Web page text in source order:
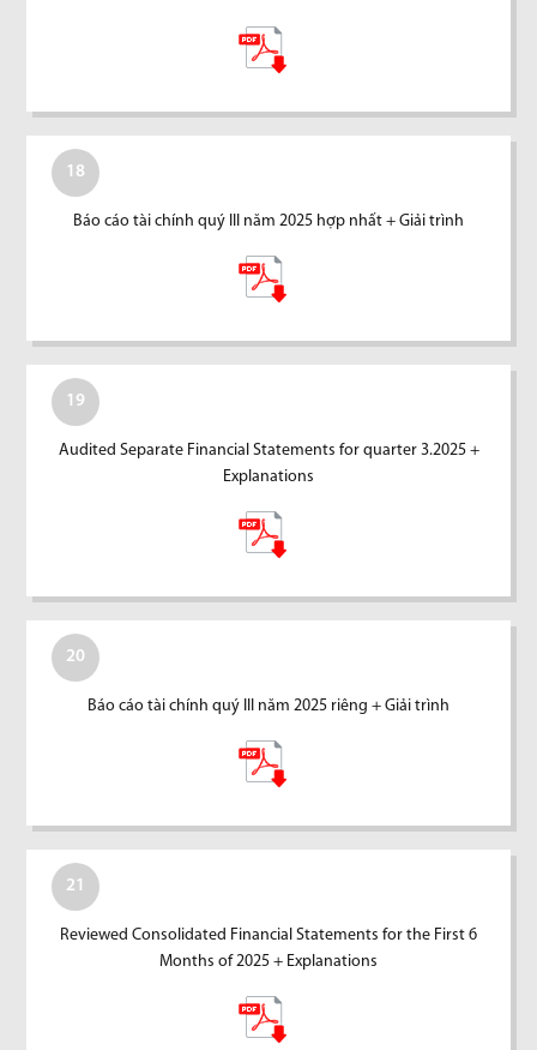
18
Báo cáo tài chính quý III năm 2025 hợp nhất + Giải trình
19
Audited Separate Financial Statements for quarter 3.2025 +
Explanations
20
Báo cáo tài chính quý III năm 2025 riêng + Giải trình
21
Reviewed Consolidated Financial Statements for the First 6
Months of 2025 + Explanations